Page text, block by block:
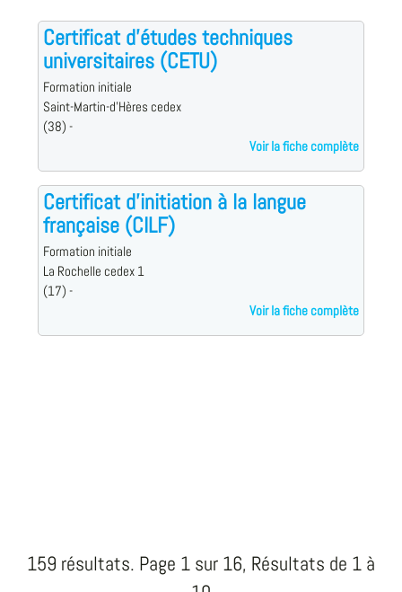
Certificat d'études techniques
universitaires (CETU)
Formation initiale
Saint-Martin-d'Hères cedex
(38) -
Voir la fiche complète
Certificat d'initiation à la langue
française (CILF)
Formation initiale
La Rochelle cedex 1
(17) -
Voir la fiche complète
159 résultats. Page 1 sur 16, Résultats de 1 à